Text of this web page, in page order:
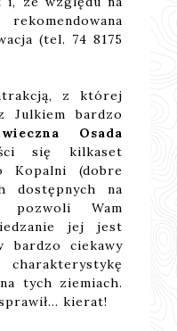
(tel. 74 8175
z której
Julkiem bardzo
Osada
się kilkaset
Kopalni (dobre
dostępnych na
Wam
jej jest
bardzo ciekawy
tych ziemiach.
kierat!